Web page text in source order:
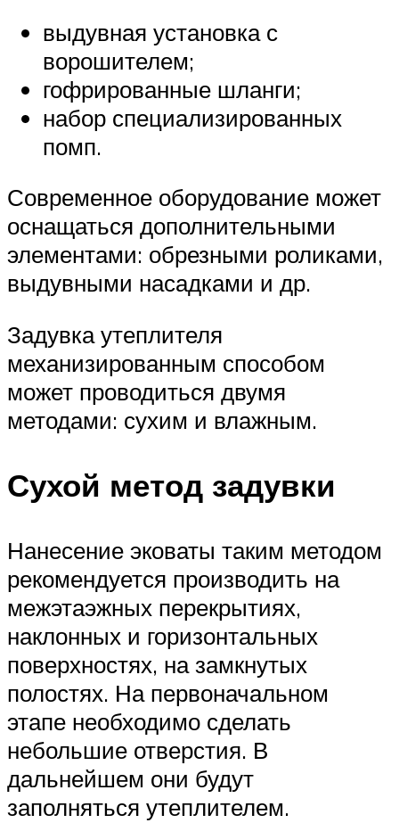
выдувная установка с
ворошителем;
гофрированные шланги;
набор специализированных
помп.
Современное оборудование может
оснащаться дополнительными
элементами: обрезными роликами,
выдувными насадками и др.
Задувка утеплителя
механизированным способом
может проводиться двумя
методами: сухим и влажным.
Сухой метод задувки
Нанесение эковаты таким методом
рекомендуется производить на
межэтаэжных перекрытиях,
наклонных и горизонтальных
поверхностях, на замкнутых
полостях. На первоначальном
этапе необходимо сделать
небольшие отверстия. В
дальнейшем они будут
заполняться утеплителем.